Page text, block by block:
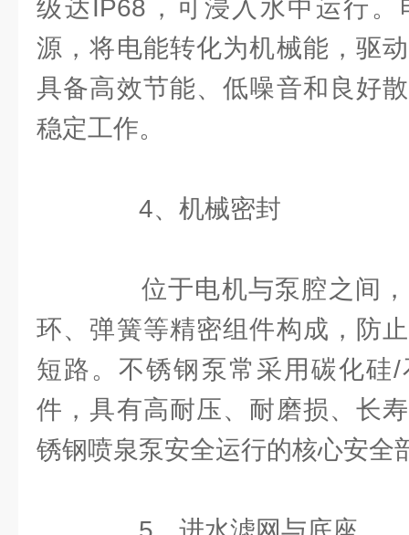
级达IP68，可浸入水中运行
源，将电能转化为机械能，驱
具备高效节能、低噪音和良好
稳定工作。
4、机械密封
位于电机与泵腔之间，
环、弹簧等精密组件构成，防
短路。不锈钢泵常采用碳化硅
件，具有高耐压、耐磨损、长
锈钢喷泉泵安全运行的核心安全